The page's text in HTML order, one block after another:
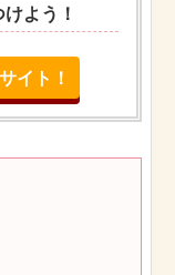
よう！
イト！